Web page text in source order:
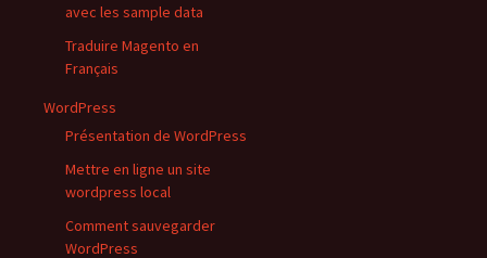
avec les sample data
Traduire Magento en
Français
WordPress
Présentation de WordPress
Mettre en ligne un site
wordpress local
Comment sauvegarder
WordPress